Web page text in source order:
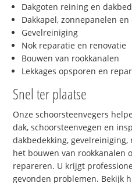
Dakgoten reining en
Dakkapel, zonnepanelen
Gevelreiniging
Nok reparatie en renovatie
Bouwen van rookkanalen
Lekkages opsporen en
Snel ter plaatse
Onze schoorsteenvegers
dak, schoorsteenvegen en
dakbedekking,
het bouwen van rookkanalen
repareren. U krijgt
gevonden problemen. Bekijk